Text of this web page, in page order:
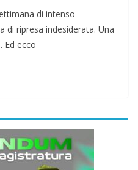
di intenso
di ripresa indesiderata. Una
Ed ecco